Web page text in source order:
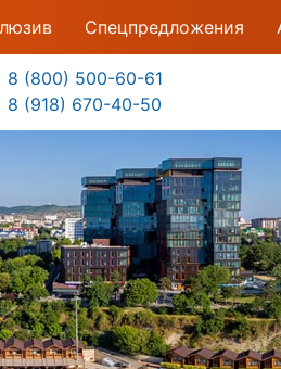
Спецпредложения
8 (800) 500-60-61
8 (918) 670-40-50